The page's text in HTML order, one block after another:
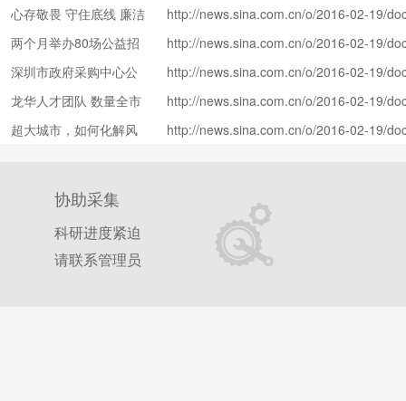
心存敬畏 守住底线 廉洁
http://news.sina.com.cn/o/2016-02-19/
两个月举办80场公益招
http://news.sina.com.cn/o/2016-02-19/
深圳市政府采购中心公
告（1255）
http://news.sina.com.cn/o/2016-02-19/
龙华人才团队 数量全市
第二
http://news.sina.com.cn/o/2016-02-19/
超大城市，如何化解风
http://news.sina.com.cn/o/2016-02-19/
协助采集
科研进度紧迫
请联系管理员